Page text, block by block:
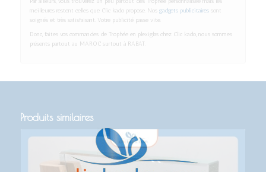
meilleures restent celles que Clic kado propose. Nos gadgets publicitairessont
soignés et très satisfaisant. Votre publicité passe vite.
Donc, faites vos commandes de Trophée en plexiglas chez Clic kado, nous sommes
présents partout au MAROC surtout à RABAT.
Produits similaires